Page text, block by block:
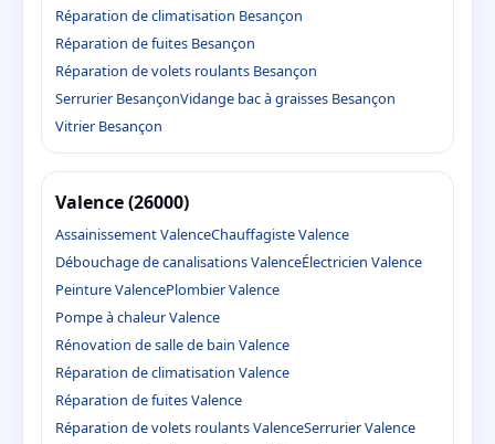
Réparation de climatisation Besançon
Réparation de fuites Besançon
Réparation de volets roulants Besançon
Serrurier BesançonVidange bac à graisses Besançon
Vitrier Besançon
Valence (26000)
Assainissement ValenceChauffagiste Valence
Débouchage de canalisations ValenceÉlectricien Valence
Peinture ValencePlombier Valence
Pompe à chaleur Valence
Rénovation de salle de bain Valence
Réparation de climatisation Valence
Réparation de fuites Valence
Réparation de volets roulants ValenceSerrurier Valence